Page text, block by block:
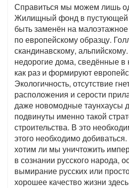
Справиться мы можем лишь
Жилищный фонд в пустующей
быть заменён на малоэтажное
по европейскому образцу.
скандинавскому,
недорогие дома, сведённые в
как раз и формируют
Экологичность, отсутствие
расположения и серости
даже новомодные таунхаусы
подвинуты именно такой
строительства. В это
этого необходимо
хотим ли мы уничтожить
в сознании русского народа,
вымирание русских или
хорошее качество жизни